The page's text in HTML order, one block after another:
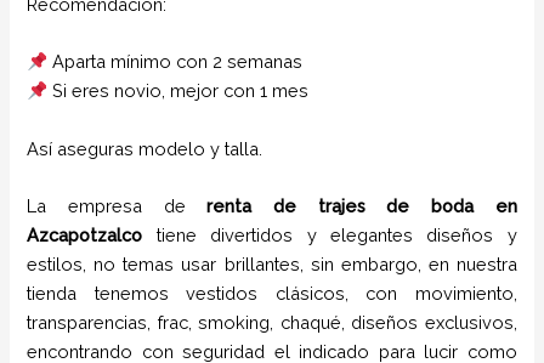
Recomendación:
Aparta mínimo con 2 semanas
Si eres novio, mejor con 1 mes
Así aseguras modelo y talla.
La empresa derenta de trajes de boda
en
Azcapotzalco
tiene
divertidos y elegantes diseños y
estilos,
no temas usar brillantes, sin embargo, en nuestra
tienda tenemos vestidos clásicos, con movimiento,
transparencias, frac, smoking, chaqué, diseños exclusivos,
encontrando con seguridad el indicado para lucir como